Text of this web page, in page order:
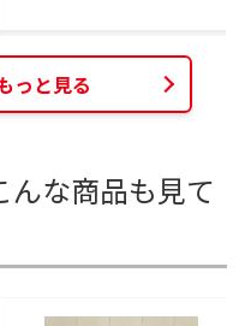
っと見る
んな商品も見て